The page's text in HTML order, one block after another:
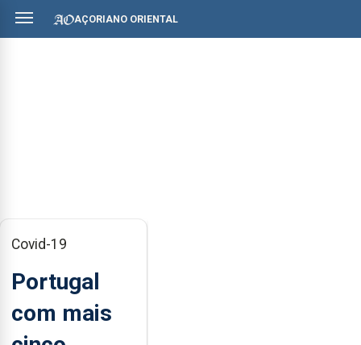
AÇORIANO ORIENTAL
Covid-19
Portugal
com mais